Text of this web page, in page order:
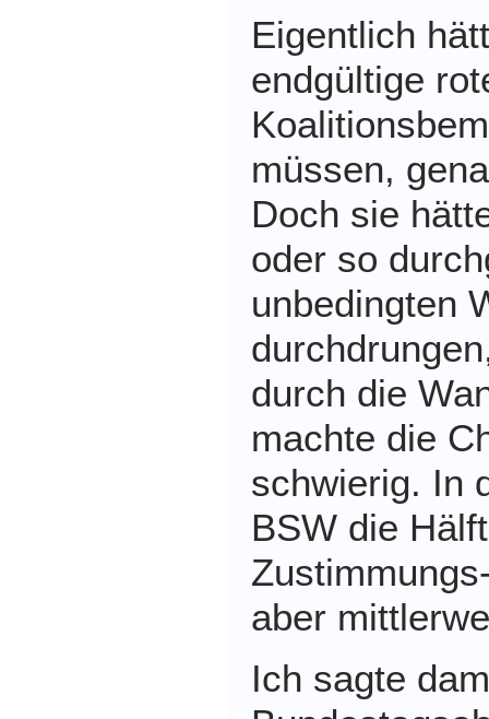
Eigentlich
endgültige
müssen,
Doch sie
oder so
unbedingten
durch die
machte die
schwierig. In
BSW die
aber
Ich sagte